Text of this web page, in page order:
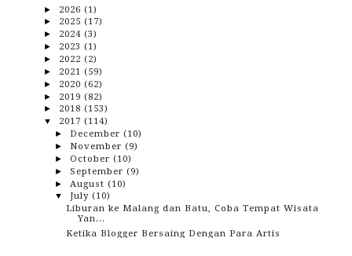
► 2026 (1)
► 2025 (17)
► 2024 (3)
► 2023 (1)
► 2022 (2)
► 2021 (59)
► 2020 (62)
► 2019 (82)
► 2018 (153)
▼ 2017 (114)
► December (10)
► November (9)
► October (10)
► September (9)
► August (10)
▼ July (10)
Liburan ke Malang dan Batu, Coba Tempat Wisata
Yan...
Ketika Blogger Bersaing Dengan Para Artis